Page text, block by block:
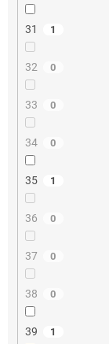
31 1
32 0
33 0
34 0
35 1
36 0
37 0
38 0
39 1